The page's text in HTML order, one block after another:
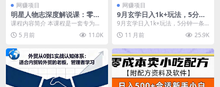
网赚项目
明星人物志深度解说课：零门
槛不露脸，一部手机做出爆款
课程内容简介 本课程是一套专为普
通人设计的明星人物志深度解说视
频实战体系，聚焦抖...
5 月前 11.0K
网赚项目
9月玄学日入1k+玩法，5分钟
一条原创视频，咨询量高，付
9月玄学日入1k+玩法，5分钟一条
原创视频，咨询量高，付费意愿
强，风口项目 项目...
11 月前 25.9K